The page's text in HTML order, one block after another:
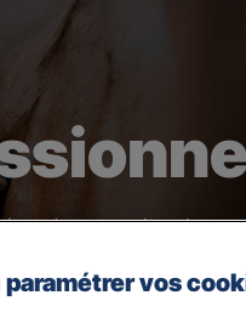
et de votre situation.
au cœur de votre
cas de sinistre.
vos